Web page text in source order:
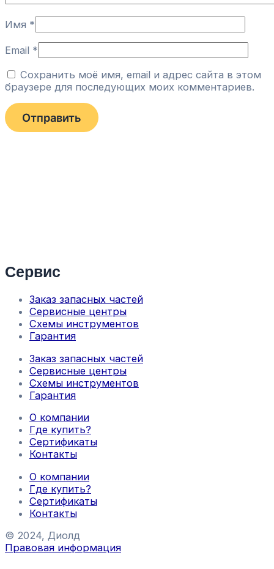
Имя *
Email *
Сохранить моё имя, email и адрес сайта в этом
браузере для последующих моих комментариев.
Сервис
Заказ запасных частей
Сервисные центры
Схемы инструментов
Гарантия
Заказ запасных частей
Сервисные центры
Схемы инструментов
Гарантия
О компании
Где купить?
Сертификаты
Контакты
О компании
Где купить?
Сертификаты
Контакты
© 2024, Диолд
Правовая информация